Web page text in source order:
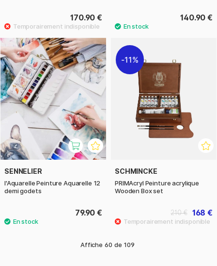
170.90 € 140.90 €
SENNELIER
l'Aquarelle Peinture Aquarelle 12
demi godets
79.90 €
11%
SCHMINCKE
PRIMAcryl Peinture acrylique
Wooden Box set
168 €
210 €
Affiche 60 de 109